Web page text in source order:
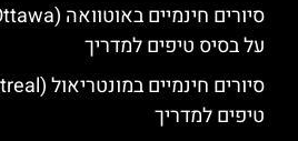
על בסיס טיפים למדריך
טיפים למדריך